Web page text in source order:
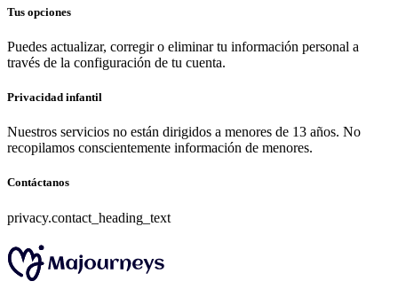
Tus opciones
Puedes actualizar, corregir o eliminar tu información personal a
través de la configuración de tu cuenta.
Privacidad infantil
Nuestros servicios no están dirigidos a menores de 13 años. No
recopilamos conscientemente información de menores.
Contáctanos
privacy.contact_heading_text